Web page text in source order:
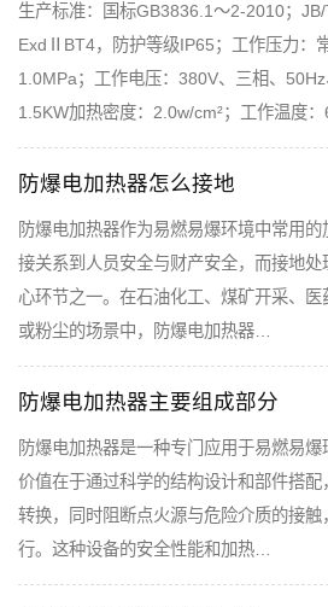
生产标准：国标GB3836.1～2-2010；JB/
ExdⅡBT4，防护等级IP65；工作压力：
1.0MPa；工作电压：380V、三相、50Hz
1.5KW加热密度：2.0w/cm²；工作温度
防爆电加热器怎么接地
防爆电加热器作为易燃易爆环境中常用
接关系到人员安全与财产安全，而接地
心环节之一。在石油化工、煤矿开采、
或粉尘的场景中，防爆电加热器…
防爆电加热器主要组成部分
防爆电加热器是一种专门应用于易燃易
价值在于通过科学的结构设计和部件搭
转换，同时阻断点火源与危险介质的接
行。这种设备的安全性能和加热…